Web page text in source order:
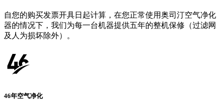
自您的购买发票开具日起计算，在您正常使用奥司汀空气净化
器的情况下，我们为每一台机器提供五年的整机保修（过滤网
及人为损坏除外）。
46年空气净化